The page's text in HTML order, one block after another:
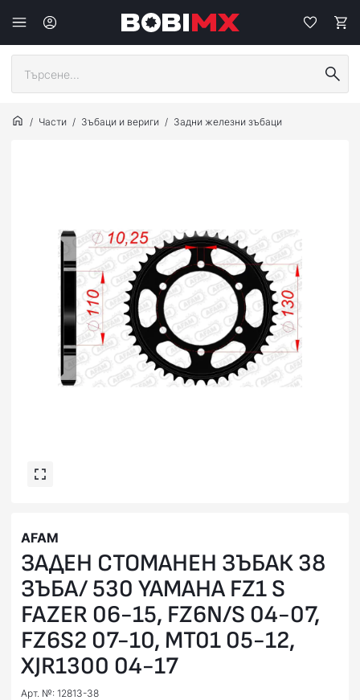
Части Зъбаци и вериги Задни железни зъбаци
AFAM
ЗАДЕН СТОМАНЕН ЗЪБАК 38
ЗЪБА/ 530 YAMAHA FZ1 S
FAZER 06-15, FZ6N/S 04-07,
FZ6S2 07-10, MT01 05-12,
XJR1300 04-17
Арт. №: 12813-38